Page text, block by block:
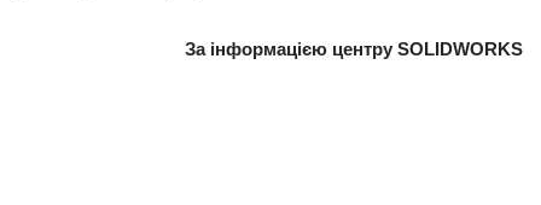
За інформацією центру SOLIDWORKS